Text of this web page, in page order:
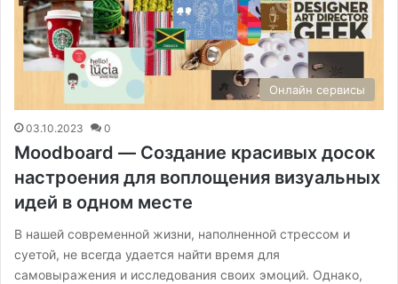
Онлайн сервисы
03.10.2023 0
Moodboard — Создание красивых досок
настроения для воплощения визуальных
идей в одном месте
В нашей современной жизни, наполненной стрессом и
суетой, не всегда удается найти время для
самовыражения и исследования своих эмоций. Однако,